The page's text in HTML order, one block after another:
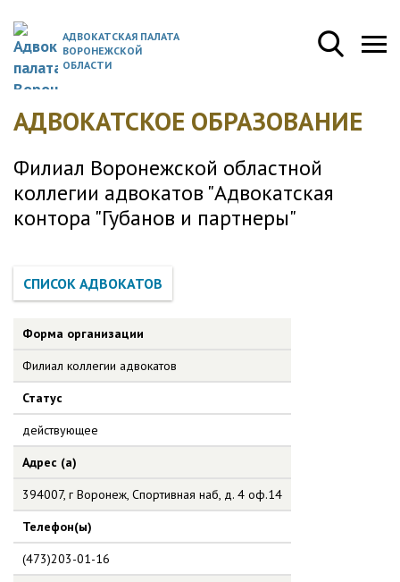
АДВОКАТСКАЯ ПАЛАТА
ВОРОНЕЖСКОЙ
ОБЛАСТИ
АДВОКАТСКОЕ ОБРАЗОВАНИЕ
Филиал Воронежской областной
коллегии адвокатов "Адвокатская
контора "Губанов и партнеры"
Форма организации
Филиал коллегии адвокатов
Статус
действующее
Адрес (а)
394007, г Воронеж, Спортивная наб, д. 4 оф.14
Телефон(ы)
(473)203-01-16